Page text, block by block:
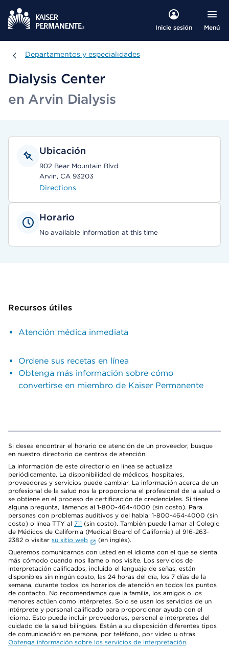
Inicie sesión Menú
Departamentos y especialidades
Departamentos y especialidades
Dialysis Center
en Arvin Dialysis
Ubicación
902 Bear Mountain Blvd
Arvin, CA 93203
Directions
Horario
No available information at this time
Recursos útiles
Atención médica inmediata
Ordene sus recetas en línea
Obtenga más información sobre cómo
convertirse en miembro de Kaiser Permanente
Si desea encontrar el horario de atención de un proveedor, busque
en nuestro directorio de centros de atención.
La información de este directorio en línea se actualiza
periódicamente. La disponibilidad de médicos, hospitales,
proveedores y servicios puede cambiar. La información acerca de un
profesional de la salud nos la proporciona el profesional de la salud o
se obtiene en el proceso de certificación de credenciales. Si tiene
alguna pregunta, llámenos al 1-800-464-4000 (sin costo). Para
personas con problemas auditivos y del habla: 1-800-464-4000 (sin
costo) o línea TTY al 711 (sin costo). También puede llamar al Colegio
de Médicos de California (Medical Board of California) al 916-263-
2382 o visitar su sitio web
(en inglés).
Queremos comunicarnos con usted en el idioma con el que se sienta
más cómodo cuando nos llame o nos visite. Los servicios de
interpretación calificados, incluido el lenguaje de señas, están
disponibles sin ningún costo, las 24 horas del día, los 7 días de la
semana, durante todos los horarios de atención en todos los puntos
de contacto. No recomendamos que la familia, los amigos o los
menores actúen como intérpretes. Solo se usan los servicios de un
intérprete y personal calificado para proporcionar ayuda con el
idioma. Esto puede incluir proveedores, personal e intérpretes del
cuidado de la salud bilingües. Están a su disposición diferentes tipos
de comunicación: en persona, por teléfono, por video u otras.
Obtenga información sobre los servicios de interpretación.